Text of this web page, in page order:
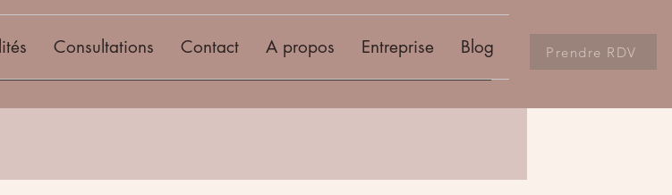
Consultations Contact A propos Entreprise Blog Prendre RDV